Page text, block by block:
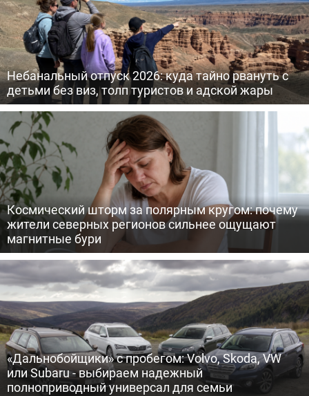
Небанальный отпуск 2026: куда тайно рвануть с
детьми без виз, толп туристов и адской жары
Космический шторм за полярным кругом: почему
жители северных регионов сильнее ощущают
магнитные бури
«Дальнобойщики» с пробегом: Volvo, Skoda, VW
или Subaru - выбираем надежный
полноприводный универсал для семьи